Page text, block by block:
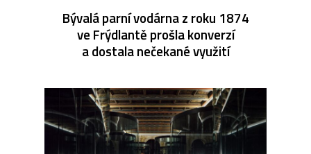
Bývalá parní vodárna z roku 1874
ve Frýdlantě prošla konverzí
a dostala nečekané využití